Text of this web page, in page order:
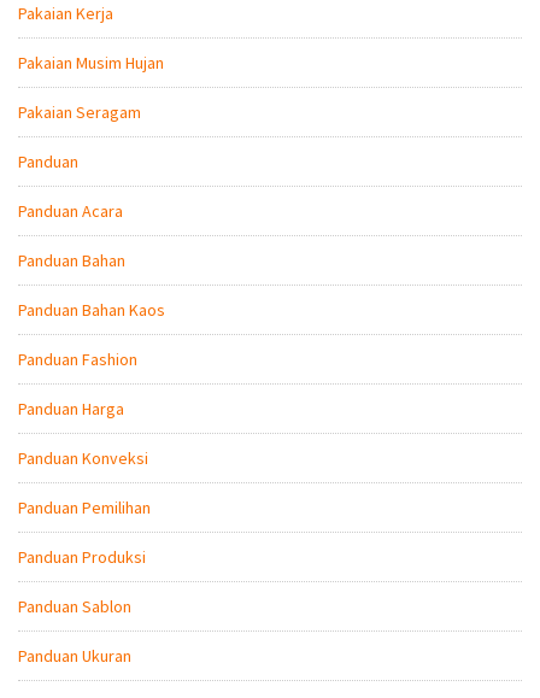
Pakaian Kerja
Pakaian Musim Hujan
Pakaian Seragam
Panduan
Panduan Acara
Panduan Bahan
Panduan Bahan Kaos
Panduan Fashion
Panduan Harga
Panduan Konveksi
Panduan Pemilihan
Panduan Produksi
Panduan Sablon
Panduan Ukuran